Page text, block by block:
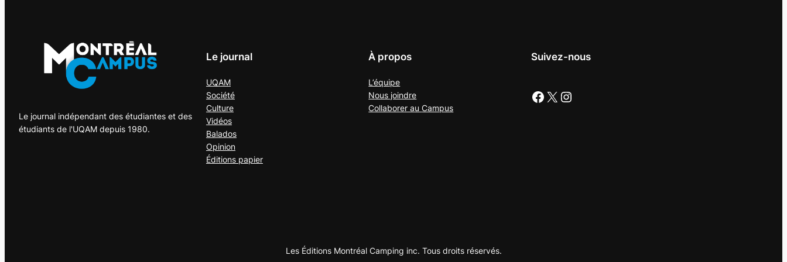
Le journal indépendant des étudiantes et des
étudiants de l'UQAM depuis 1980.
Le journal
UQAM
Société
Culture
Vidéos
Balados
Opinion
Éditions papier
À propos
L’équipe
Nous joindre
Collaborer auCampus
Suivez-nous
Facebook X Instagram
Les Éditions Montréal Camping inc. Tous droits réservés.